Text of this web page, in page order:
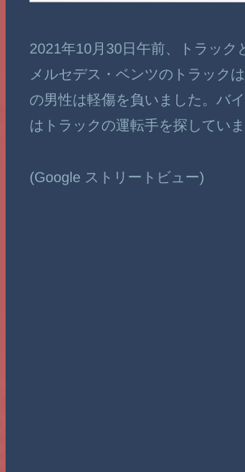
2021年10月30日午前、トラック
メルセデス・ベンツのトラック
の男性は軽傷を負いました。バ
はトラックの運転手を探していま
(Google ストリートビュー)